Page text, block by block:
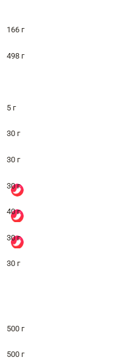
166 г
498 г
5 г
30 г
30 г
30 г
40 г
30 г
30 г
500 г
500 г